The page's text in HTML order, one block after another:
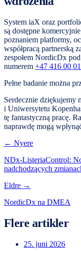
System iaX oraz
są dostępne
poznaniem platformy,
współpracą partnerską
zespołem NordicDx
numerem +47 416 00
Pełne badanie można
Serdecznie dziękujemy
i Uniwersytetu
tę fantastyczną pracę.
naprawdę mogą
← Nyere
NDx-ListeriaControl:
nadchodzących
Eldre →
NordicDx na DMEA
Flere artikler
25. juni 2026